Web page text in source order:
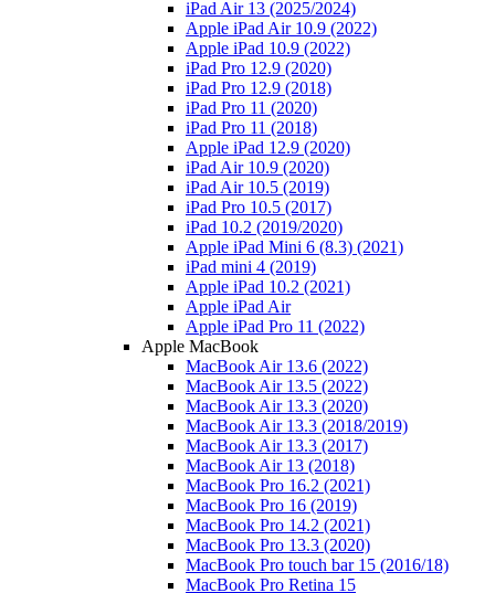
iPad Air 13 (2025/2024)
Apple iPad Air 10.9 (2022)
Apple iPad 10.9 (2022)
iPad Pro 12.9 (2020)
iPad Pro 12.9 (2018)
iPad Pro 11 (2020)
iPad Pro 11 (2018)
Apple iPad 12.9 (2020)
iPad Air 10.9 (2020)
iPad Air 10.5 (2019)
iPad Pro 10.5 (2017)
iPad 10.2 (2019/2020)
Apple iPad Mini 6 (8.3) (2021)
iPad mini 4 (2019)
Apple iPad 10.2 (2021)
Apple iPad Air
Apple iPad Pro 11 (2022)
Apple MacBook
MacBook Air 13.6 (2022)
MacBook Air 13.5 (2022)
MacBook Air 13.3 (2020)
MacBook Air 13.3 (2018/2019)
MacBook Air 13.3 (2017)
MacBook Air 13 (2018)
MacBook Pro 16.2 (2021)
MacBook Pro 16 (2019)
MacBook Pro 14.2 (2021)
MacBook Pro 13.3 (2020)
MacBook Pro touch bar 15 (2016/18)
MacBook Pro Retina 15